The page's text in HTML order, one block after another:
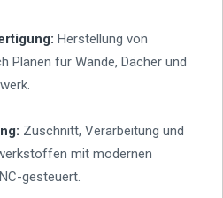
Herstellung von
Plänen für Wände, Dächer und
Zuschnitt, Verarbeitung und
mit modernen
gesteuert.